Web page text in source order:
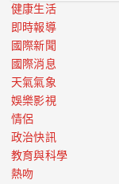
健康生活
即時報導
國際新聞
國際消息
天氣氣象
娛樂影視
情侶
政治快訊
教育與科學
熱吻